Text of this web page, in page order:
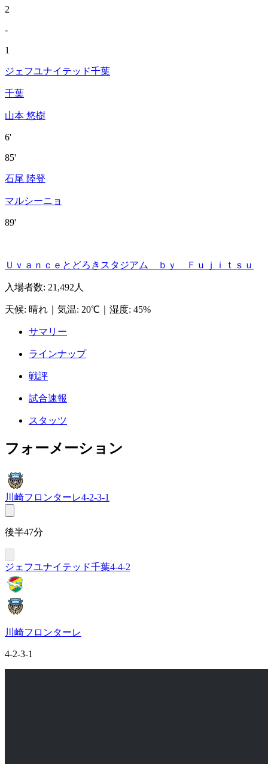
2
-
1
ジェフユナイテッド千葉
千葉
山本 悠樹
6'
85'
石尾 陸登
マルシーニョ
89'
Ｕｖａｎｃｅとどろきスタジアム ｂｙ Ｆｕｊｉｔｓｕ
入場者数: 21,492人
天候: 晴れ 気温: 20℃ 湿度: 45%
サマリー
ラインナップ
戦評
試合速報
スタッツ
フォーメーション
川崎フロンターレ4-2-3-1
後半47分
ジェフユナイテッド千葉4-4-2
川崎フロンターレ
4-2-3-1